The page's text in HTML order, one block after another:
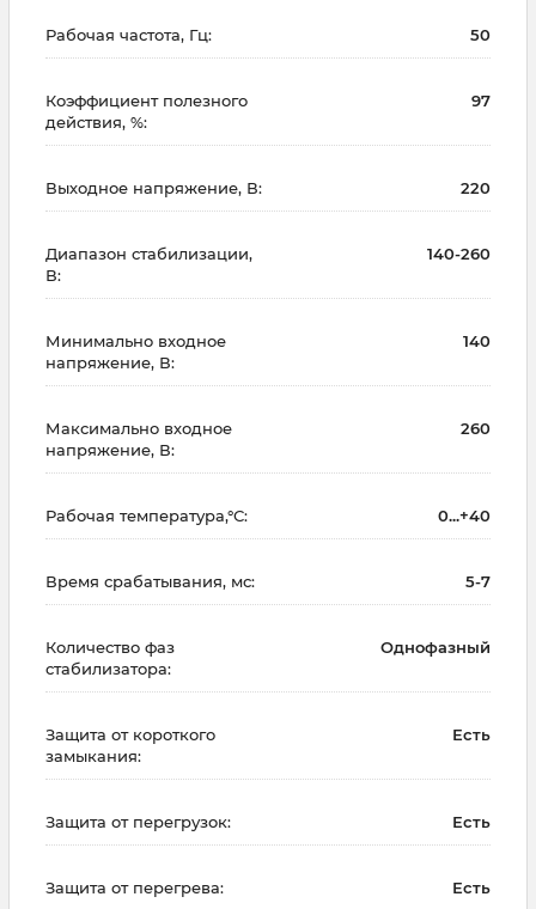
Рабочая частота, Гц: 50
Коэффициент полезного
действия, %:
97
Выходное напряжение, В: 220
Диапазон стабилизации,
В:
140-260
Минимально входное
напряжение, В:
140
Максимально входное
напряжение, В:
260
Рабочая температура,°С: 0...+40
Время срабатывания, мс: 5-7
Количество фаз
стабилизатора:
Однофазный
Защита от короткого
замыкания:
Есть
Защита от перегрузок: Есть
Защита от перегрева: Есть